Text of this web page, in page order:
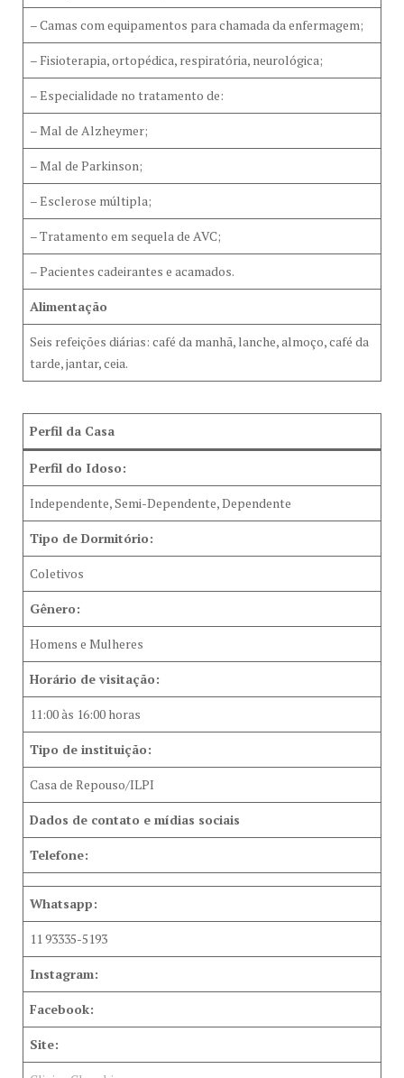
– Camas com equipamentos para chamada da enfermagem;
– Fisioterapia, ortopédica, respiratória, neurológica;
– Especialidade no tratamento de:
– Mal de Alzheymer;
– Mal de Parkinson;
– Esclerose múltipla;
– Tratamento em sequela de AVC;
– Pacientes cadeirantes e acamados.
Alimentação
Seis refeições diárias: café da manhã, lanche, almoço, café da
tarde, jantar, ceia.
Perfil da Casa
Perfil do Idoso:
Independente, Semi-Dependente, Dependente
Tipo de Dormitório:
Coletivos
Gênero:
Homens e Mulheres
Horário de visitação:
11:00 às 16:00 horas
Tipo de instituição:
Casa de Repouso/ILPI
Dados de contato e mídias sociais
Telefone:
Whatsapp:
11 93335-5193
Instagram:
Facebook:
Site: